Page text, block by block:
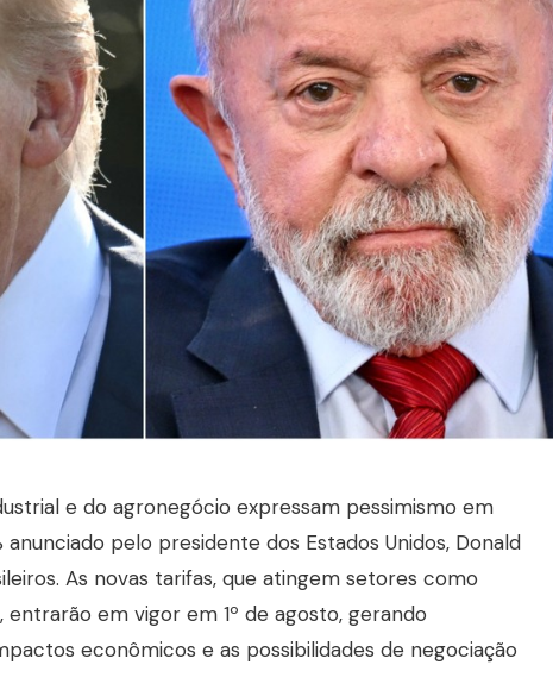
e do agronegócio expressam pessimismo em
anunciado pelo presidente dos Estados Unidos, Donald
As novas tarifas, que atingem setores como
em vigor em 1º de agosto, gerando
econômicos e as possibilidades de negociação